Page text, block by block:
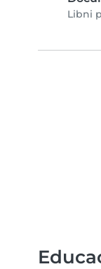
Libni